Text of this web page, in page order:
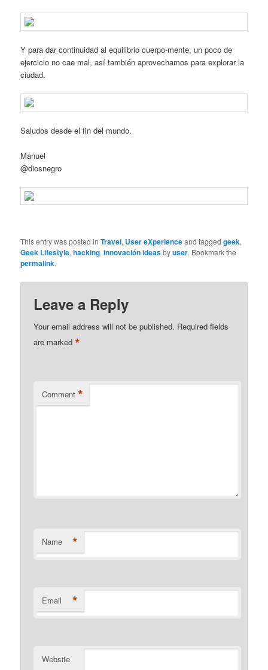
Y para dar continuidad al equilibrio cuerpo-mente, un poco de
ejercicio no cae mal, así también aprovechamos para explorar la
ciudad.
Saludos desde el fin del mundo.
Manuel
@diosnegro
This entry was posted inTravel, User eXperienceand taggedgeek,
Geek Lifestyle,hacking,innovación ideasbyuser. Bookmark the
permalink.
Leave a Reply
Your email address will not be published. Required fields
are marked*
Comment *
Name *
Email *
Website